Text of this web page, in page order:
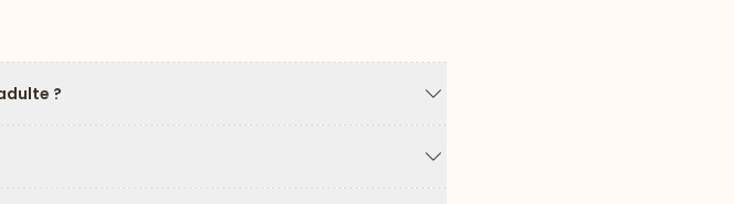
?
Flèche vers le bas
Flèche vers le bas